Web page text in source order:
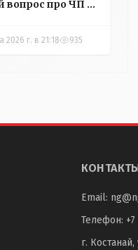
вопрос про ЧП в
три дня
2026 г. в 21:18 935
Email:
Телефон:
г.